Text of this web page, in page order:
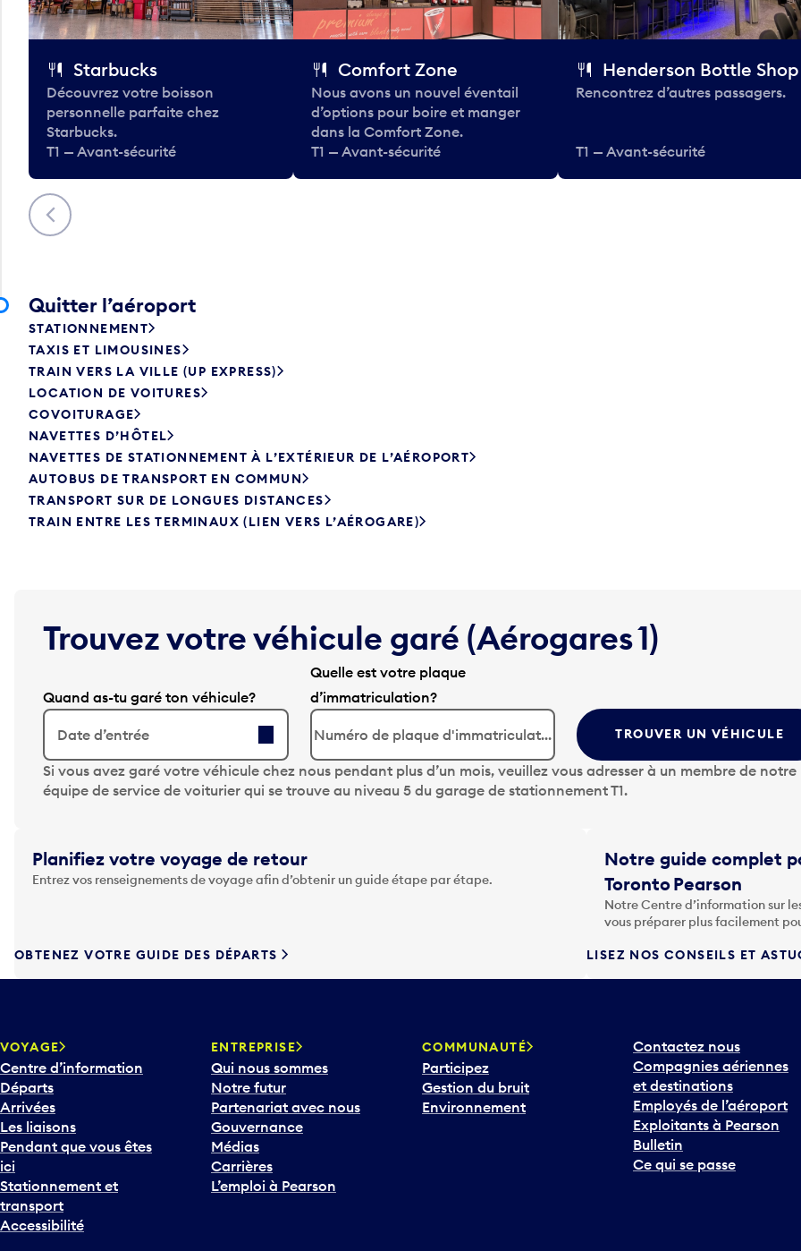
Précédent
Starbucks
Découvrez votre boisson
personnelle parfaite chez
Starbucks.
T1 — Avant-sécurité
Comfort Zone
Nous avons un nouvel éventail
d’options pour boire et manger
dans la Comfort Zone.
T1 — Avant-sécurité
Henderson Bottle Shop
Rencontrez d’autres passagers.
T1 — Avant-sécurité
Quitter l’aéroport
STATIONNEMENT
TAXIS ET LIMOUSINES
TRAIN VERS LA VILLE (UP EXPRESS)
LOCATION DE VOITURES
COVOITURAGE
NAVETTES D’HÔTEL
NAVETTES DE STATIONNEMENT À L’EXTÉRIEUR DE L’AÉROPORT
AUTOBUS DE TRANSPORT EN COMMUN
TRANSPORT SUR DE LONGUES DISTANCES
TRAIN ENTRE LES TERMINAUX (LIEN VERS L’AÉROGARE)
Trouvez votre véhicule garé (Aérogares 1)
Quand as-tu garé ton véhicule?
Date d’entrée
A
p
y
e
z
r
u
c
h
e
F
l
c
h
e
Quelle est votre plaque
d’immatriculation?
TROUVER UN VÉHICULE
Si vous avez garé votre véhicule chez nous pendant plus d’un mois, veuillez vous adresser à un membre de notre
équipe de service de voiturier qui se trouve au niveau 5 du garage de stationnement T1.
Planifiez votre voyage de retour
Entrez vos renseignements de voyage afin d’obtenir un guide étape par étape.
OBTENEZ VOTRE GUIDE DES DÉPARTS
Notre guide complet
Toronto Pearson
Notre Centre d’information sur
vous préparer plus facilement
LISEZ NOS CONSEILS ET
VOYAGE
Centre d’information
Départs
Arrivées
Les liaisons
Pendant que vous êtes
ici
Stationnement et
transport
Accessibilité
ENTREPRISE
Qui nous sommes
Notre futur
Partenariat avec nous
Gouvernance
Médias
Carrières
L’emploi à Pearson
COMMUNAUTÉ
Participez
Gestion du bruit
Environnement
Contactez nous
Compagnies aériennes
et destinations
Employés de l’aéroport
Exploitants à Pearson
Bulletin
Ce qui se passe